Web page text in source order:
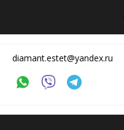
diamant.estet@yandex.ru